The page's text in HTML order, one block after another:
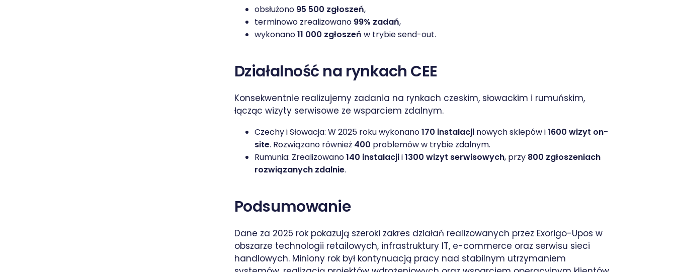
obsłużono 95 500 zgłoszeń,
terminowo zrealizowano 99% zadań,
wykonano11 000 zgłoszeń w trybie send-out.
Działalność na rynkach CEE
Konsekwentnie realizujemy zadania na rynkach czeskim, słowackim i rumuńskim,
łącząc wizyty serwisowe ze wsparciem zdalnym.
Czechy i Słowacja: W 2025 roku wykonano170 instalacjinowych sklepów i1600 wizyt on-
site. Rozwiązano również 400 problemów w trybie zdalnym.
Rumunia: Zrealizowano140 instalacjii1300 wizyt serwisowych, przy 800 zgłoszeniach
rozwiązanych zdalnie.
Podsumowanie
Dane za 2025 rok pokazują szeroki zakres działań realizowanych przez Exorigo-Upos w
obszarze technologii retailowych, infrastruktury IT, e-commerce oraz serwisu sieci
handlowych. Miniony rok był kontynuacją pracy nad stabilnym utrzymaniem